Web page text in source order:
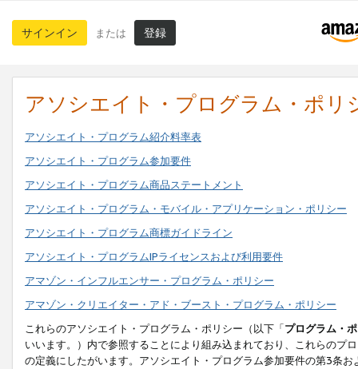
サインイン または 登録
アソシエイト・プログラム・ポリ
アソシエイト・プログラム紹介料率表
アソシエイト・プログラム参加要件
アソシエイト・プログラム商品ステートメント
アソシエイト・プログラム・モバイル・アプリケーション・ポリシー
アソシエイト・プログラム商標ガイドライン
アソシエイト・プログラムIPライセンスおよび利用要件
アマゾン・インフルエンサー・プログラム・ポリシー
アマゾン・クリエイター・アド・ブースト・プログラム・ポリシー
これらのアソシエイト・プログラム・ポリシー（以下「プログラム・
いいます。）内で参照することにより組み込まれており、これらのプ
の定義にしたがいます。アソシエイト・プログラム参加要件の第3条